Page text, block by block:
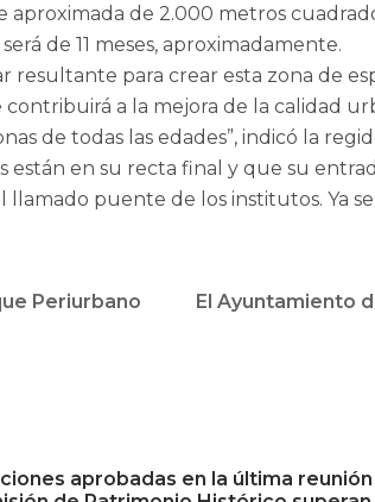
de 2.000 metros
de 11 meses, aproximadamente.
para crear esta zona de
a la mejora de la calidad
de todas las edades”, indicó la
en su recta final y que su
puente de los institutos. Ya
Periurbano
El Ayuntamiento
aprobadas en la última reunión